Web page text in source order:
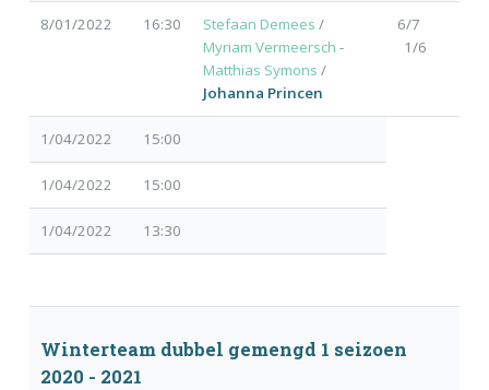
8/01/2022 16:30 Stefaan Demees /
Myriam Vermeersch -
Matthias Symons /
Johanna Princen
6/7
1/6
1/04/2022 15:00
1/04/2022 15:00
1/04/2022 13:30
Winterteam dubbel gemengd 1 seizoen
2020 - 2021